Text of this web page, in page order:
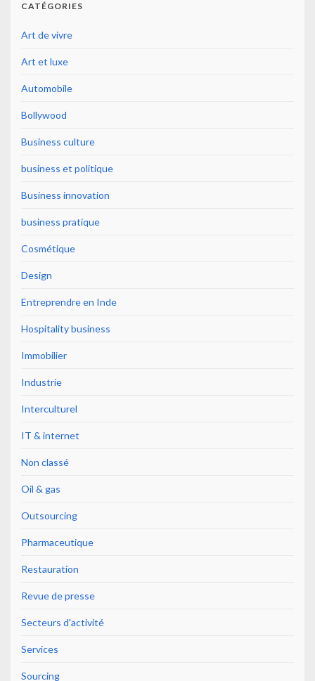
CATÉGORIES
Art de vivre
Art et luxe
Automobile
Bollywood
Business culture
business et politique
Business innovation
business pratique
Cosmétique
Design
Entreprendre en Inde
Hospitality business
Immobilier
Industrie
Interculturel
IT & internet
Non classé
Oil & gas
Outsourcing
Pharmaceutique
Restauration
Revue de presse
Secteurs d'activité
Services
Sourcing